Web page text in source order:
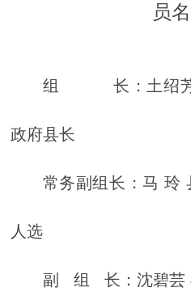
员
组 长：土绍芳
政府县长
常务副组长：马 玲
人选
副 组 长：沈碧芸